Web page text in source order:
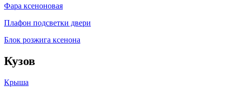
Фара ксеноновая
Плафон подсветки двери
Блок розжига ксенона
Кузов
Крыша